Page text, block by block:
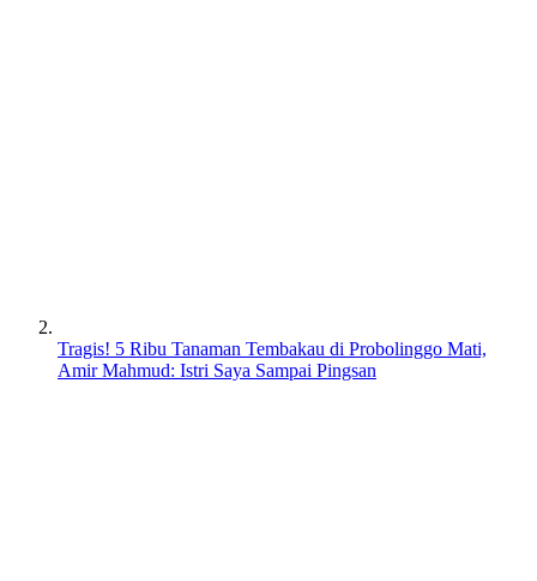
Tragis! 5 Ribu Tanaman Tembakau di Probolinggo Mati,
Amir Mahmud: Istri Saya Sampai Pingsan